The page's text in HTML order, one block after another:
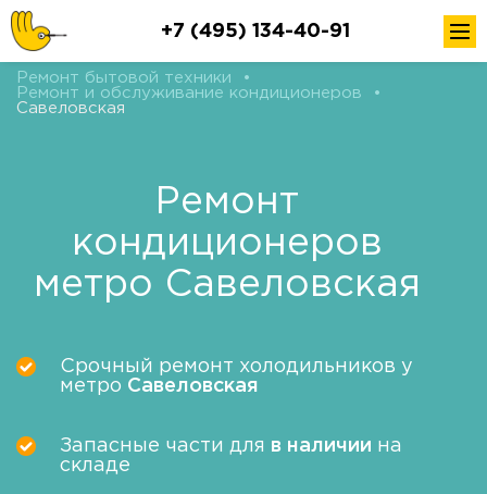
+7 (495) 134-40-91
Ремонт бытовой техники
•
Ремонт и обслуживание кондиционеров
•
Савеловская
Ремонт
кондиционеров
метро Савеловская
Срочный ремонт холодильников у
метро Савеловская
Запасные части для в наличии на
складе